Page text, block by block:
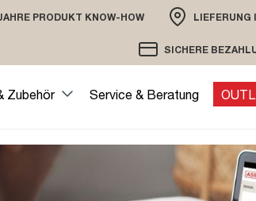
PRODUKT KNOW-HOW
MÖBELBAU MIT TRADITION
LIEFERUNG
SICHERE
Zubehör Service & Beratung